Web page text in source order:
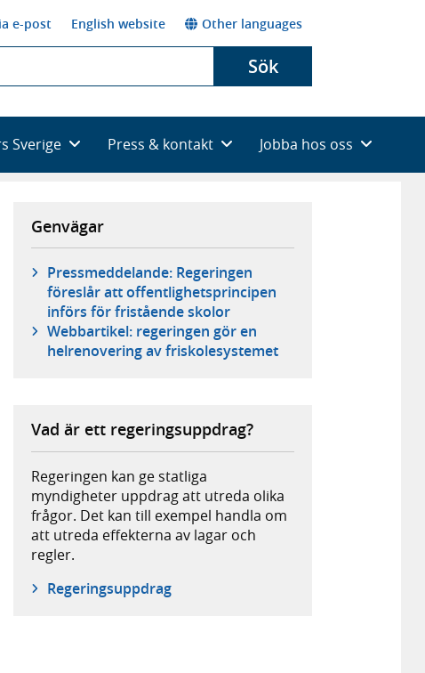
e-post English website Other languages
Sök
Sverige Press & kontakt Jobba hos oss
Genvägar
Pressmeddelande: Regeringen
föreslår att offentlighetsprincipen
införs för fristående skolor
Webbartikel: regeringen gör en
helrenovering av friskolesystemet
Vad är ett regeringsuppdrag?
Regeringen kan ge statliga
myndigheter uppdrag att utreda olika
frågor. Det kan till exempel handla om
att utreda effekterna av lagar och
regler.
Regeringsuppdrag